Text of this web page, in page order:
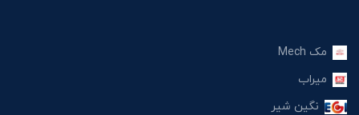
مک Mech
میراب
نگین شیر